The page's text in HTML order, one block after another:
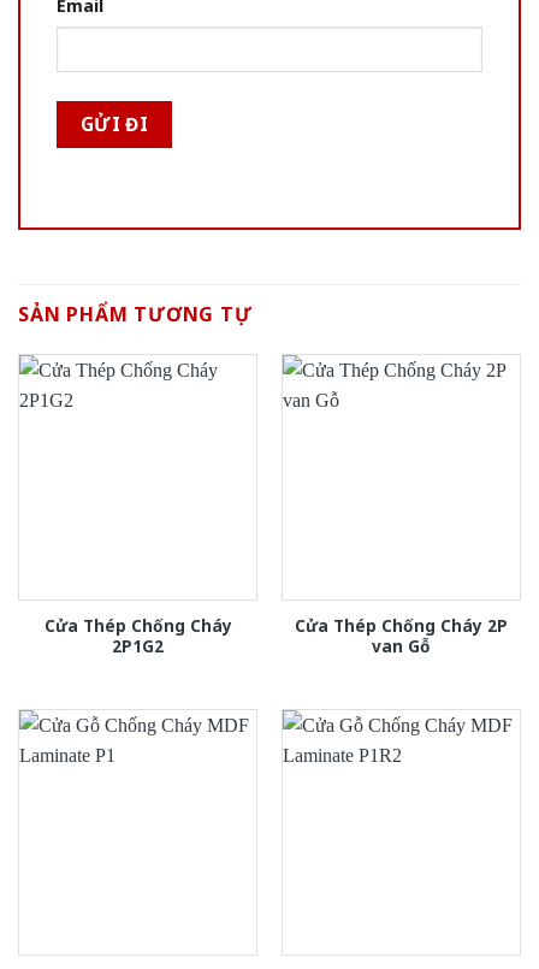
Email
SẢN PHẨM TƯƠNG TỰ
Cửa Thép Chống Cháy
2P1G2
Cửa Thép Chống Cháy 2P
van Gỗ